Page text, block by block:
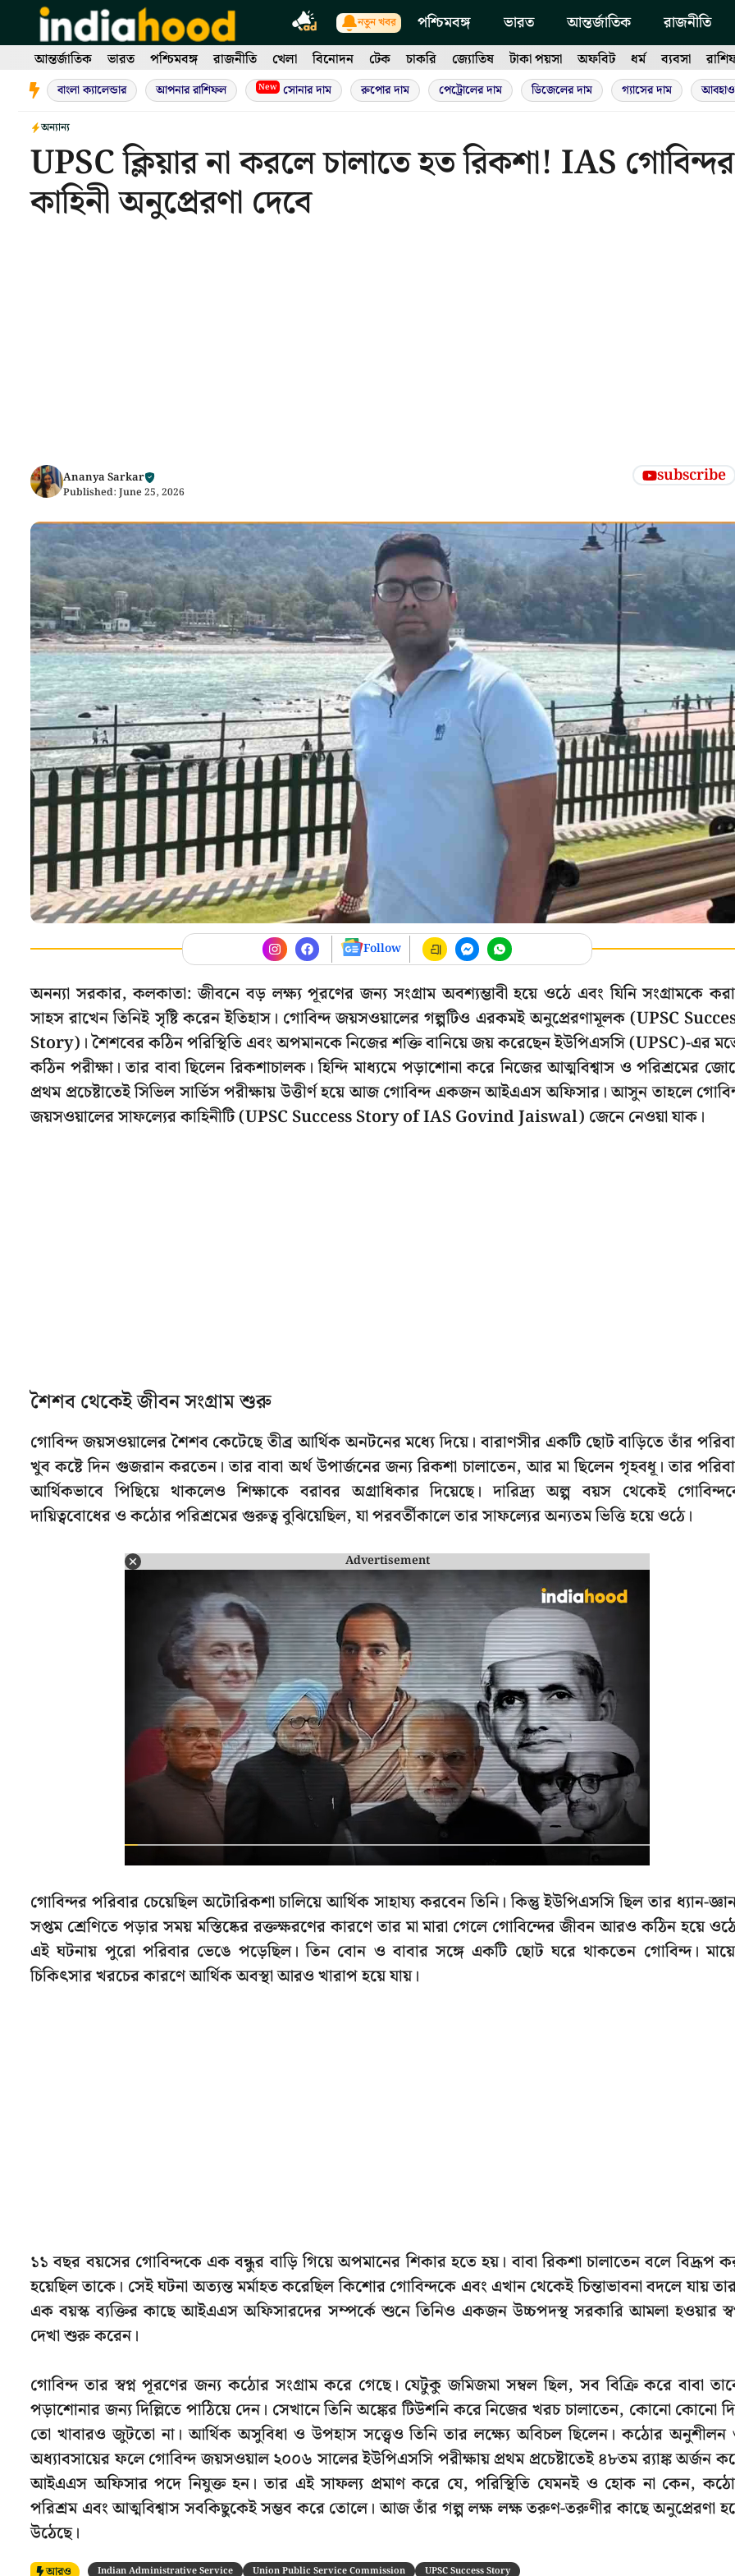
content
নতুন খবর পশ্চিমবঙ্গ ভারত আন্তর্জাতিক রাজনীতি
আন্তর্জাতিক ভারত পশ্চিমবঙ্গ রাজনীতি খেলা বিনোদন টেক চাকরি জ্যোতিষ টাকা পয়সা অফবিট ধর্ম ব্যবসা
বাংলা ক্যালেন্ডার আপনার রাশিফল New সোনার দাম রুপোর দাম পেট্রোলের দাম ডিজেলের দাম গ্যাসের দাম
অন্যান্য
UPSC ক্লিয়ার না করলে চালাতে হত রিকশা! IAS গোবিন্দর
কাহিনী অনুপ্রেরণা দেবে
Ananya Sarkar
Published: June 25, 2026
subscribe
Follow
অনন্যা সরকার, কলকাতা: জীবনে বড় লক্ষ্য পূরণের জন্য সংগ্রাম অবশ্যম্ভাবী হয়ে ওঠে এবং যিনি সংগ্রামকে
সাহস রাখেন তিনিই সৃষ্টি করেন ইতিহাস। গোবিন্দ জয়সওয়ালের গল্পটিও এরকমই অনুপ্রেরণামূলক (UPSC
Story)। শৈশবের কঠিন পরিস্থিতি এবং অপমানকে নিজের শক্তি বানিয়ে জয় করেছেন ইউপিএসসি (UPSC)-এর
কঠিন পরীক্ষা। তার বাবা ছিলেন রিকশাচালক। হিন্দি মাধ্যমে পড়াশোনা করে নিজের আত্মবিশ্বাস ও পরিশ্রমের
প্রথম প্রচেষ্টাতেই সিভিল সার্ভিস পরীক্ষায় উত্তীর্ণ হয়ে আজ গোবিন্দ একজন আইএএস অফিসার। আসুন তাহলে
জয়সওয়ালের সাফল্যের কাহিনীটি (UPSC Success Story of IAS Govind Jaiswal) জেনে নেওয়া যাক।
শৈশব থেকেই জীবন সংগ্রাম শুরু
গোবিন্দ জয়সওয়ালের শৈশব কেটেছে তীব্র আর্থিক অনটনের মধ্যে দিয়ে। বারাণসীর একটি ছোট বাড়িতে তাঁর
খুব কষ্টে দিন গুজরান করতেন। তার বাবা অর্থ উপার্জনের জন্য রিকশা চালাতেন, আর মা ছিলেন গৃহবধূ। তার
আর্থিকভাবে পিছিয়ে থাকলেও শিক্ষাকে বরাবর অগ্রাধিকার দিয়েছে। দারিদ্র্য অল্প বয়স থেকেই
দায়িত্ববোধের ও কঠোর পরিশ্রমের গুরুত্ব বুঝিয়েছিল, যা পরবর্তীকালে তার সাফল্যের অন্যতম ভিত্তি হয়ে ওঠে।
Advertisement
গোবিন্দর পরিবার চেয়েছিল অটোরিকশা চালিয়ে আর্থিক সাহায্য করবেন তিনি। কিন্তু ইউপিএসসি ছিল তার ধ্যান-
সপ্তম শ্রেণিতে পড়ার সময় মস্তিষ্কের রক্তক্ষরণের কারণে তার মা মারা গেলে গোবিন্দের জীবন আরও কঠিন হয়ে
এই ঘটনায় পুরো পরিবার ভেঙে পড়েছিল। তিন বোন ও বাবার সঙ্গে একটি ছোট ঘরে থাকতেন গোবিন্দ।
চিকিৎসার খরচের কারণে আর্থিক অবস্থা আরও খারাপ হয়ে যায়।
১১ বছর বয়সের গোবিন্দকে এক বন্ধুর বাড়ি গিয়ে অপমানের শিকার হতে হয়। বাবা রিকশা চালাতেন বলে বিদ্রূপ
হয়েছিল তাকে। সেই ঘটনা অত্যন্ত মর্মাহত করেছিল কিশোর গোবিন্দকে এবং এখান থেকেই চিন্তাভাবনা বদলে যায়
এক বয়স্ক ব্যক্তির কাছে আইএএস অফিসারদের সম্পর্কে শুনে তিনিও একজন উচ্চপদস্থ সরকারি আমলা হওয়ার
দেখা শুরু করেন।
গোবিন্দ তার স্বপ্ন পূরণের জন্য কঠোর সংগ্রাম করে গেছে। যেটুকু জমিজমা সম্বল ছিল, সব বিক্রি করে বাবা
পড়াশোনার জন্য দিল্লিতে পাঠিয়ে দেন। সেখানে তিনি অঙ্কের টিউশনি করে নিজের খরচ চালাতেন, কোনো কোনো
তো খাবারও জুটতো না। আর্থিক অসুবিধা ও উপহাস সত্ত্বেও তিনি তার লক্ষ্যে অবিচল ছিলেন। কঠোর
অধ্যাবসায়ের ফলে গোবিন্দ জয়সওয়াল ২০০৬ সালের ইউপিএসসি পরীক্ষায় প্রথম প্রচেষ্টাতেই ৪৮তম র‍্যাঙ্ক অর্জন
আইএএস অফিসার পদে নিযুক্ত হন। তার এই সাফল্য প্রমাণ করে যে, পরিস্থিতি যেমনই ও হোক না কেন,
পরিশ্রম এবং আত্মবিশ্বাস সবকিছুকেই সম্ভব করে তোলে। আজ তাঁর গল্প লক্ষ লক্ষ তরুণ-তরুণীর কাছে অনুপ্রেরণা
উঠেছে।
আরও Indian Administrative Service Union Public Service Commission UPSC Success Story